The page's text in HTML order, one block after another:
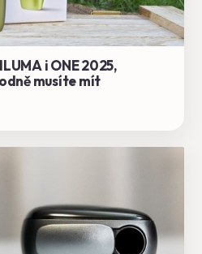
i ONE 2025,
musíte mít